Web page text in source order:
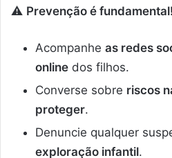
⚠️ Prevenção é fundamental!
Acompanhe as redes
online dos filhos.
Converse sobre riscos
proteger.
Denuncie qualquer
exploração infantil.